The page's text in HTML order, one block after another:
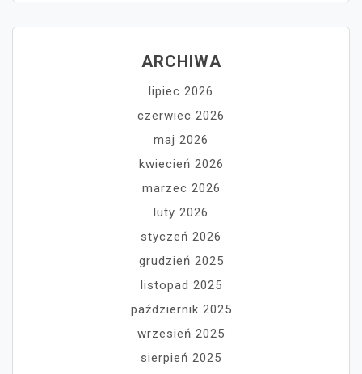
ARCHIWA
lipiec 2026
czerwiec 2026
maj 2026
kwiecień 2026
marzec 2026
luty 2026
styczeń 2026
grudzień 2025
listopad 2025
październik 2025
wrzesień 2025
sierpień 2025